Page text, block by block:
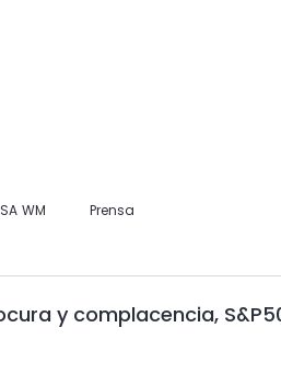
WM Prensa
y complacencia,